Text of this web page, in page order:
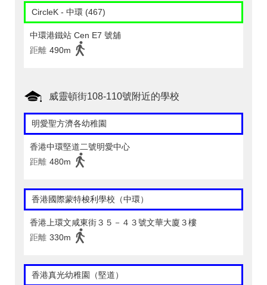
CircleK - 中環 (467)
中環港鐵站 Cen E7 號舖
距離 490m
威靈頓街108-110號附近的學校
明愛聖方濟各幼稚園
香港中環堅道二號明愛中心
距離 480m
香港國際蒙特梭利學校（中環）
香港上環文咸東街３５－４３號文華大廈３樓
距離 330m
香港真光幼稚園（堅道）